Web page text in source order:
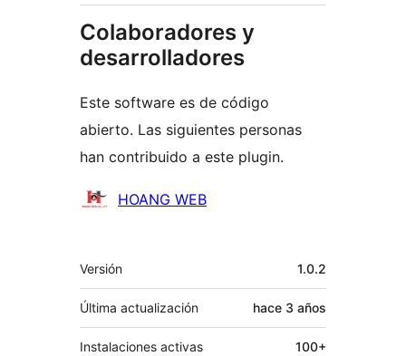
Colaboradores y
desarrolladores
Este software es de código
abierto. Las siguientes personas
han contribuido a este plugin.
Colaboradores
HOANG WEB
Meta
Versión 1.0.2
Última actualización hace 3 años
Instalaciones activas 100+